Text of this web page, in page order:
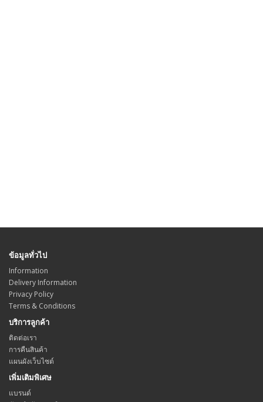
ข้อมูลทั่วไป
Information
Delivery Information
Privacy Policy
Terms & Conditions
บริการลูกค้า
ติดต่อเรา
การคืนสินค้า
แผนผังเว็บไซต์
เพิ่มเติมพิเศษ
แบรนด์